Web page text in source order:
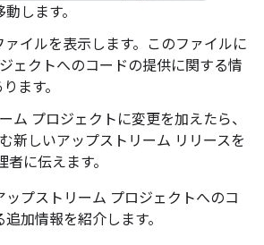
動します。
ァイルを表示します。このファイルに
ェクトへのコードの提供に関する情
ます。
ム プロジェクトに変更を加えたら、
新しいアップストリーム リリースを
に伝えます。
ップストリーム プロジェクトへのコ
加情報を紹介します。